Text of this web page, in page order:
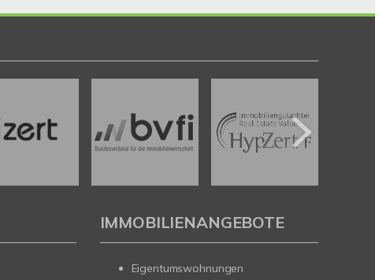
IMMOBILIENANGEBOTE
Eigentumswohnungen